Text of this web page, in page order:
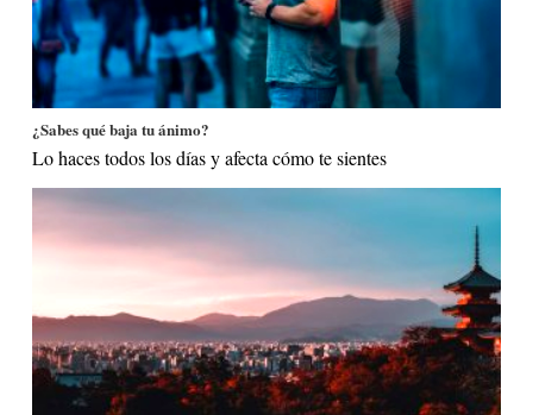
¿Sabes qué baja tu ánimo?
Lo haces todos los días y afecta cómo te sientes